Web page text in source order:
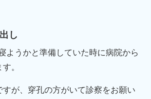
し
ようかと準備していた時に病院から
。
すが、穿孔の方がいて診察をお願い